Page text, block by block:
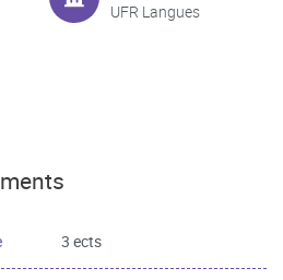
UFR Langues
3 ects